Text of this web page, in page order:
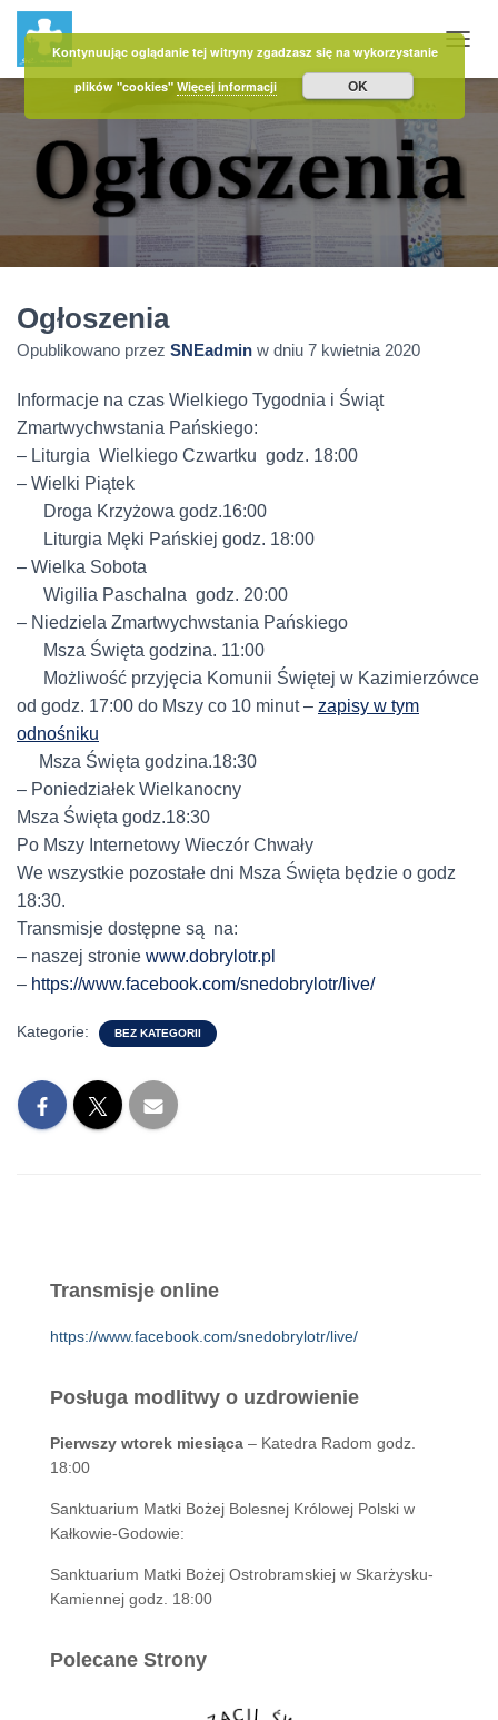
Ogłoszenia
Opublikowano przez SNEadmin w dniu 7 kwietnia 2020
Informacje na czas Wielkiego Tygodnia i Świąt
Zmartwychwstania Pańskiego:
– Liturgia Wielkiego Czwartku godz. 18:00
– Wielki Piątek
Droga Krzyżowa godz.16:00
Liturgia Męki Pańskiej godz. 18:00
– Wielka Sobota
Wigilia Paschalna godz. 20:00
– Niedziela Zmartwychwstania Pańskiego
Msza Święta godzina. 11:00
Możliwość przyjęcia Komunii Świętej w Kazimierzówce
od godz. 17:00 do Mszy co 10 minut – zapisy w tym
odnośniku
Msza Święta godzina.18:30
– Poniedziałek Wielkanocny
Msza Święta godz.18:30
Po Mszy Internetowy Wieczór Chwały
We wszystkie pozostałe dni Msza Święta będzie o godz
18:30.
Transmisje dostępne są na:
– naszej stronie www.dobrylotr.pl
– https://www.facebook.com/snedobrylotr/live/
Kategorie: BEZ KATEGORII
Transmisje online
https://www.facebook.com/snedobrylotr/live/
Posługa modlitwy o uzdrowienie
Pierwszy wtorek miesiąca – Katedra Radom godz.
18:00
Sanktuarium Matki Bożej Bolesnej Królowej Polski w
Kałkowie-Godowie:
Sanktuarium Matki Bożej Ostrobramskiej w Skarżysku-
Kamiennej godz. 18:00
Polecane Strony
Kontynuując oglądanie tej witryny zgadzasz się na wykorzystanie
plików "cookies"Więcej informacji OK